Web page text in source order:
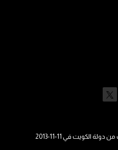
واتساب
الكويت في 11-11-2013